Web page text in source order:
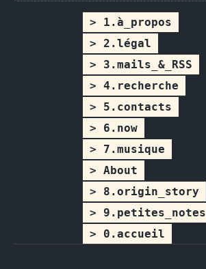
1.à_propos
2.légal
3.mails_&_RSS
4.recherche
5.contacts
6.now
7.musique
About
8.origin_story
9.petites_notes
0.accueil